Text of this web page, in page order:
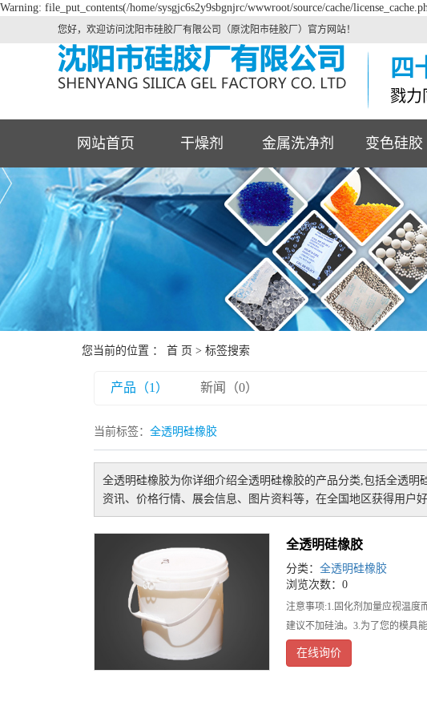
Warning: file_put_contents(/home/sysgjc6s2y9sbgnjrc/wwwroot/source/cache/
您好，欢迎访问沈阳市硅胶厂有限公司（原沈阳市硅胶厂）官方网站！
四
戮力
网站首页 干燥剂 金属洗净剂 变色硅胶
您当前的位置 ： 首 页 > 标签搜索
产品（1） 新闻（0）
当前标签： 全透明硅橡胶
全透明硅橡胶为你详细介绍全透明硅橡胶的产品分类,包括全透明
资讯、价格行情、展会信息、图片资料等，在全国地区获得用户
全透明硅橡胶
分类： 全透明硅橡胶
浏览次数：0
注意事项:1.固化剂加量应视温度
建议不加硅油。3.为了您的模具
在线询价